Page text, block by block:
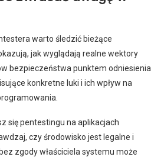
warto śledzić bieżące
jak wyglądają realne wektory
bezpieczeństwa punktem odniesienia
konkretne luki i ich wpływ na
się pentestingu na aplikacjach
czy środowisko jest legalne i
zgody właściciela systemu może